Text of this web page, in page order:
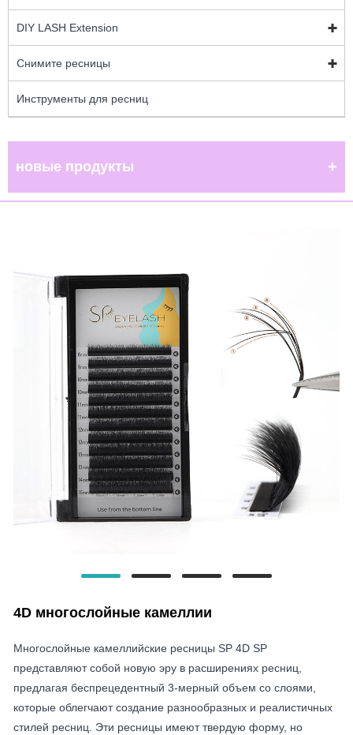
DIY LASH Extension
Снимите ресницы
Инструменты для ресниц
новые продукты
4D многослойные камеллии
Многослойные камеллийские ресницы SP 4D SP
представляют собой новую эру в расширениях ресниц,
предлагая беспрецедентный 3-мерный объем со слоями,
которые облегчают создание разнообразных и реалистичных
стилей ресниц. Эти ресницы имеют твердую форму, но